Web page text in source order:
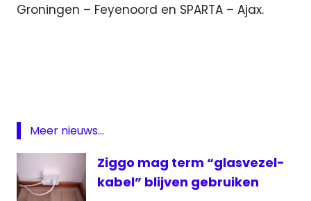
Groningen – Feyenoord en SPARTA – Ajax.
Fox
overeenkomst
Meer nieuws...
Ziggo mag term “glasvezel-
kabel” blijven gebruiken